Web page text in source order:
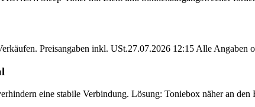
Preisangaben inkl. USt.27.07.2026 12:15 Alle Angaben
eine stabile Verbindung. Lösung: Toniebox näher an